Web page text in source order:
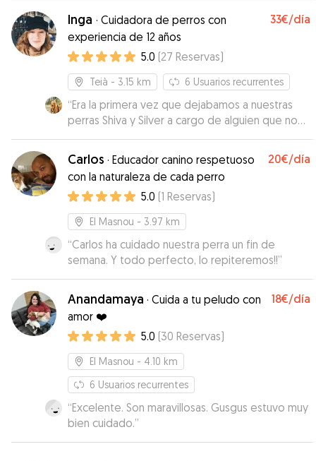
ha venido a buscarlo súper puntual . Seguro que
repetiremos.”
Inga · Cuidadora de perros con
experiencia de 12 años
33€/día
5.0 (27 Reservas)
Teià - 3.15 km 6 Usuarios recurrentes
“Era la primera vez que dejabamos a nuestras
perras Shiva y Silver a cargo de alguien que no
fuese de la familia por lo que nos costó mucho
dejarlas. A pesar de eso hemos tenido en todo
momento la tranquilidad de que estaban muy
bien atendidas. Cada dia teniamos fotos y algun
comentario de como estabamos. En el caso de
Shiva nos la ha devuelto mejor que como se la
dejamos. Es una perra que enseguida cogia
peso, y con sus caminatas diarias nos la ha
devuelto un poco mas delgada. Muchas gracias
Inga. Cuando tengamos que volver a dejarlas
repetiremos.
Carlos · Educador canino respetuoso
con la naturaleza de cada perro
20€/día
5.0 (1 Reservas)
El Masnou - 3.97 km
“Carlos ha cuidado nuestra perra un fin de
semana. Y todo perfecto, lo repiteremos!!”
Anandamaya · Cuida a tu peludo con
amor ❤️
18€/día
5.0 (30 Reservas)
El Masnou - 4.10 km
6 Usuarios recurrentes
“Excelente. Son maravillosas. Gusgus estuvo muy
bien cuidado.”